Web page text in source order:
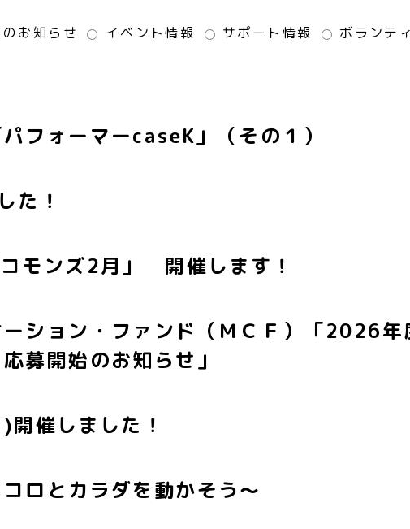
お知らせ イベント情報 サポート情報 ボランテ
フォーマーcaseK」（その１）
た！
モンズ2月」 開催します！
ーション・ファンド（ＭＣＦ）「2026
募開始のお知らせ」
催しました！
ロとカラダを動かそう～